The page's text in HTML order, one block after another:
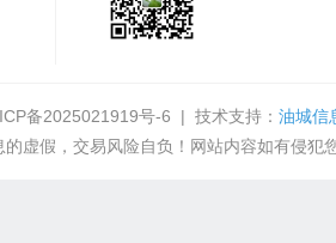
备2025021919号-6 | 技术支持： 油城信
虚假，交易风险自负！网站内容如有侵